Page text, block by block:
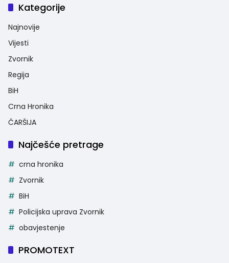
Kategorije
Najnovije
Vijesti
Zvornik
Regija
BiH
Crna Hronika
ČARŠIJA
Najčešće pretrage
crna hronika
Zvornik
BiH
Policijska uprava Zvornik
obavjestenje
PROMOTEXT